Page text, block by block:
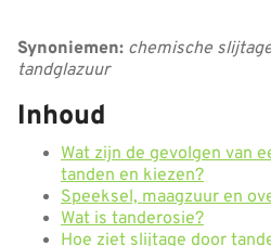
Synoniemen: chemische
tandglazuur
Inhoud
Wat zijn de gevolgen van
tanden en kiezen?
Speeksel, maagzuur en
Wat is tanderosie?
Hoe ziet slijtage door